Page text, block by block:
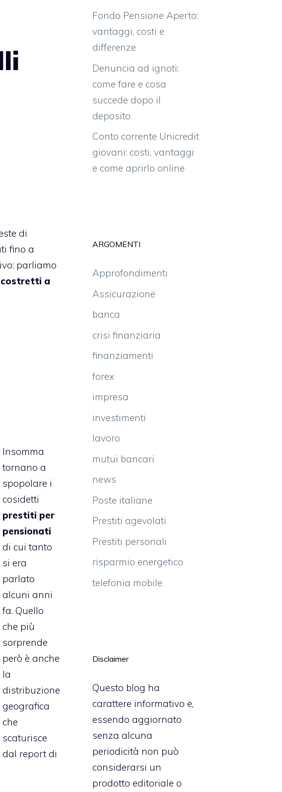
di
fino a
parliamo
costretti a
Insomma
tornano a
spopolare i
cosidetti
prestiti per
pensionati
di cui tanto
si era
parlato
alcuni anni
fa. Quello
che più
sorprende
però è anche
la
distribuzione
geografica
che
scaturisce
dal report di
Fondo Pensione Aperto:
vantaggi, costi e
differenze
Denuncia ad ignoti:
come fare e cosa
succede dopo il
deposito
Conto corrente Unicredit
giovani: costi, vantaggi
e come aprirlo online
ARGOMENTI
Approfondimenti
Assicurazione
banca
crisi finanziaria
finanziamenti
forex
impresa
investimenti
lavoro
mutui bancari
news
Poste italiane
Prestiti agevolati
Prestiti personali
risparmio energetico
telefonia mobile
Disclaimer
Questo blog ha
carattere informativo e,
essendo aggiornato
senza alcuna
periodicità non può
considerarsi un
prodotto editoriale o